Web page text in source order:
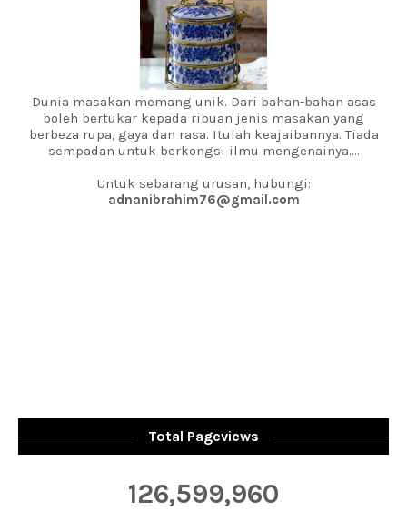
Dunia masakan memang unik. Dari bahan-bahan asas
boleh bertukar kepada ribuan jenis masakan yang
berbeza rupa, gaya dan rasa. Itulah keajaibannya. Tiada
sempadan untuk berkongsi ilmu mengenainya....
Untuk sebarang urusan, hubungi:
adnanibrahim76@gmail.com
Total Pageviews
126,599,960